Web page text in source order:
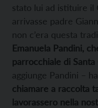
stato lui ad istituire il
arrivasse padre
non c’era questa
Emanuela Pandini,
parrocchiale di Santa
aggiunge Pandini –
chiamare a raccolta
lavorassero nella